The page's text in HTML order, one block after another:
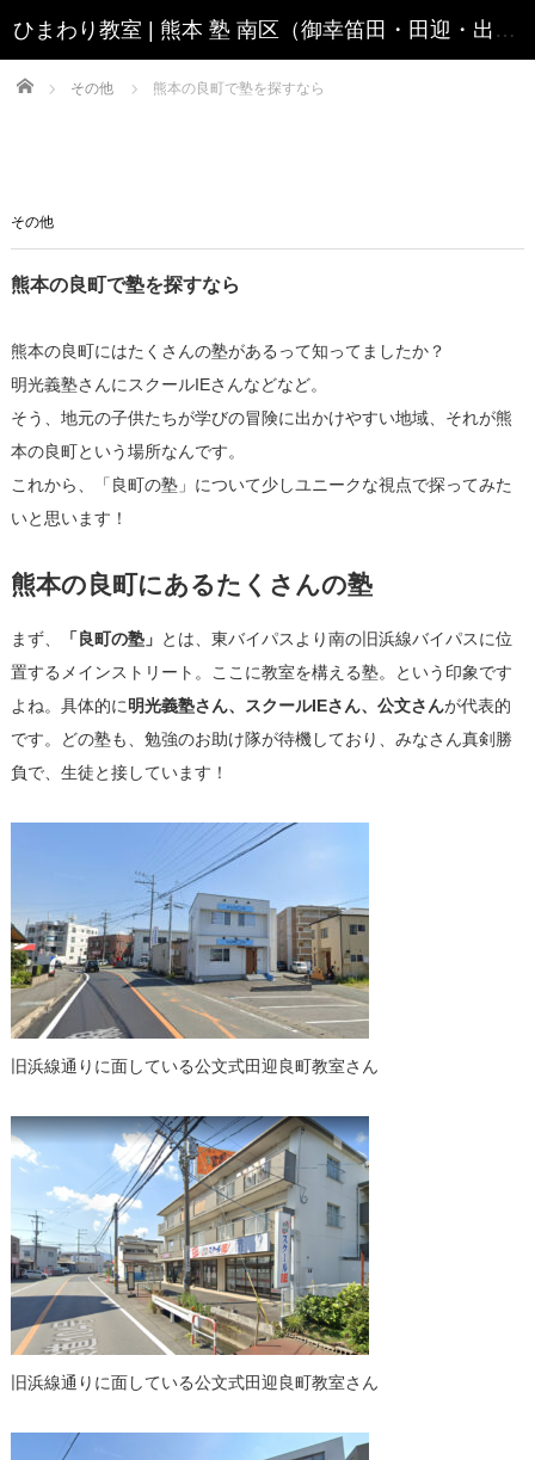
Home その他 熊本の良町で塾を探すなら
その他
熊本の良町で塾を探すなら
熊本の良町にはたくさんの塾があるって知ってましたか？
明光義塾さんにスクールIEさんなどなど。
そう、地元の子供たちが学びの冒険に出かけやすい地域、それが熊
本の良町という場所なんです。
これから、「良町の塾」について少しユニークな視点で探ってみた
いと思います！
熊本の良町にあるたくさんの塾
まず、 「良町の塾」 とは、東バイパスより南の旧浜線バイパスに位
置するメインストリート。ここに教室を構える塾。という印象です
よね。具体的に明光義塾さん、スクールIEさん、公文さんが代表的
です。どの塾も、勉強のお助け隊が待機しており、みなさん真剣勝
負で、生徒と接しています！
旧浜線通りに面している公文式田迎良町教室さん
旧浜線通りに面している公文式田迎良町教室さん